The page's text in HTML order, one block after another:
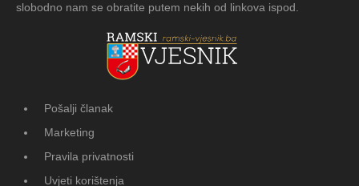
slobodno nam se obratite putem nekih od linkova ispod.
Pošalji članak
Marketing
Pravila privatnosti
Uvjeti korištenja